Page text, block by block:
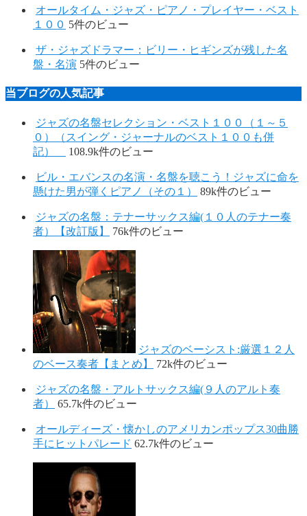
オールタイム・ジャズ・ピアノ・プレイヤー・ベスト
１００ 5件のビュー
ザ・ジャズドラマー：ビリー・ヒギンズが残した名
盤・名演 5件のビュー
当ブログの人気記事
ジャズの名盤セレクション・ベスト１００（１～５
０）（スイング・ジャーナルのベスト１００も併
記）
108.9k件のビュー
ビル・エバンスの名演・名盤を聴こう！ジャズに命を
懸けた男が弾くピアノ（その１）
89k件のビュー
ジャズの名盤：テナーサックス編(１０人のテナー奏
者）【改訂版】
76k件のビュー
ジャズのベーシスト:厳選１２人
のベース奏者【まとめ】
72k件のビュー
ジャズの名盤・アルトサックス編(９人のアルト奏
者）
65.7k件のビュー
オールディーズ・懐かしのアメリカンポップス30曲勝
手にヒットパレード 62.7k件のビュー